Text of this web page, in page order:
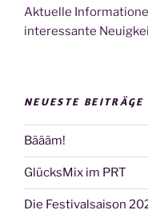
Aktuelle
interessante
NEUESTE BEITRÄGE
Bäääm!
GlücksMix im PRT
Die Festivalsaison